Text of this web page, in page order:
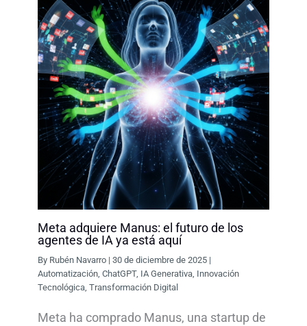
Meta adquiere Manus: el futuro de los
agentes de IA ya está aquí
By Rubén Navarro |30 de diciembre de 2025 |
Automatización,ChatGPT, IA Generativa, Innovación
Tecnológica,Transformación Digital
Meta ha comprado Manus, una startup de